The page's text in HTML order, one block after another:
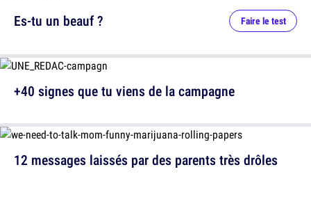
12 messages laissés par des parents très drôles
Es-tu un beauf ? Faire le test
+40 signes que tu viens de la campagne